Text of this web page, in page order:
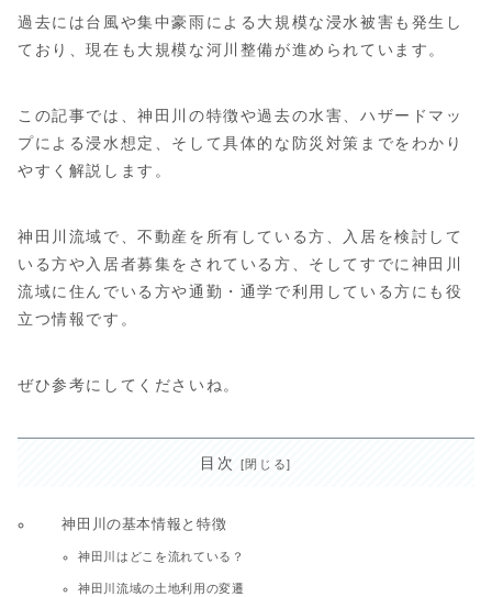
過去には台風や集中豪雨による大規模な浸水被害も発生し
ており、現在も大規模な河川整備が進められています。
この記事では、神田川の特徴や過去の水害、ハザードマッ
プによる浸水想定、そして具体的な防災対策までをわかり
やすく解説します。
神田川流域で、不動産を所有している方、入居を検討して
いる方や入居者募集をされている方、そしてすでに神田川
流域に住んでいる方や通勤・通学で利用している方にも役
立つ情報です。
ぜひ参考にしてくださいね。
目次
神田川の基本情報と特徴
神田川はどこを流れている？
神田川流域の土地利用の変遷